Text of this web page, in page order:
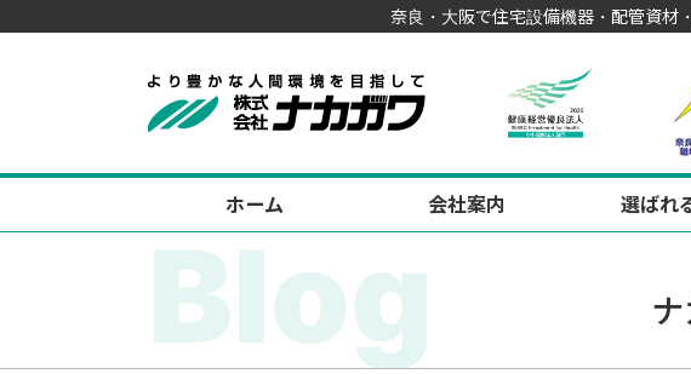
奈良・大阪で住宅設備機器・配管資材
ホーム 会社案内 選ばれ
Blog